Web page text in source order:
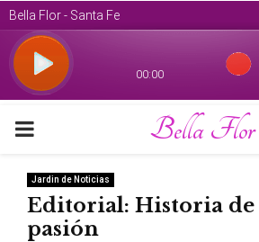
PRIMARY
MENU
Bella Flor
Jardin de Noticias
Editorial: Historia de
pasión